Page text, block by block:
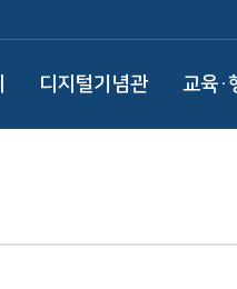
디지털기념관 교육·